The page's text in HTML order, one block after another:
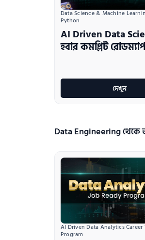
Data Science & Machine
Python
AI Driven Data
হবার কমপ্লিট
দেখুন
Data Engineering
AI Driven Data Analytics Career
Program